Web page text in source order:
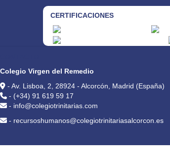
CERTIFICACIONES
Colegio Virgen del Remedio
- Av. Lisboa, 2, 28924 - Alcorcón, Madrid (España)
- (+34) 91 619 59 17
- info@colegiotrinitarias.com
- recursoshumanos@colegiotrinitariasalcorcon.es